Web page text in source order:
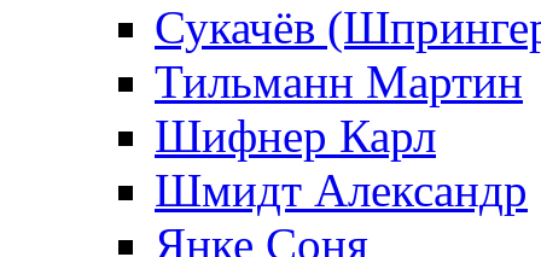
Сукачёв
Тильманн Мартин
Шифнер Карл
Шмидт Александр
Янке Соня